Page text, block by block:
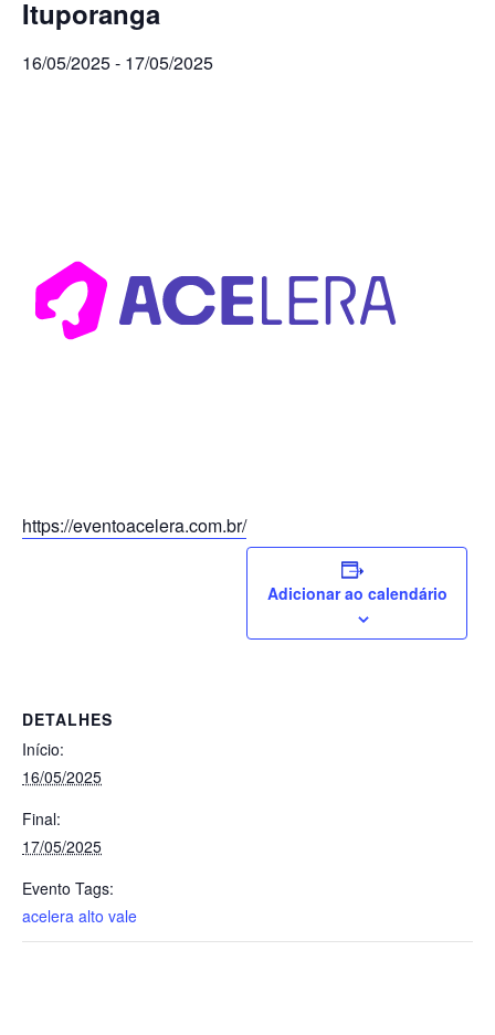
Ituporanga
16/05/2025- 17/05/2025
https://eventoacelera.com.br/
Adicionar ao calendário
DETALHES
Início:
16/05/2025
Final:
17/05/2025
Evento Tags:
acelera alto vale